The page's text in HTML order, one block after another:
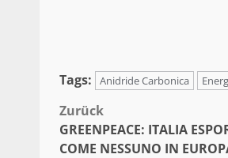
Tags: Anidride Carbonica
Zurück
GREENPEACE: ITALIA
COME NESSUNO IN